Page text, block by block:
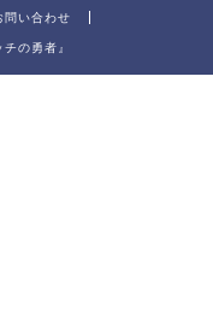
問い合わせ
の勇者』